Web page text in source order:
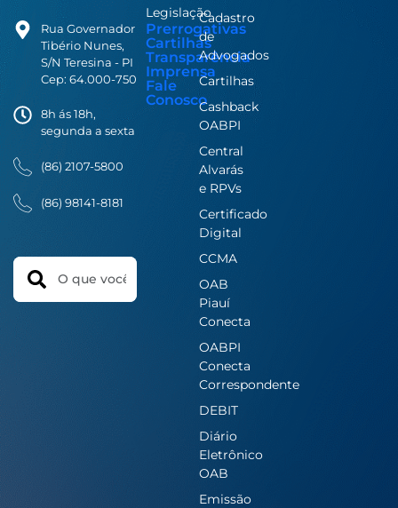
Rua Governador
Tibério Nunes,
S/N Teresina - PI
Cep: 64.000-750
8h ás 18h,
segunda a sexta
(86) 2107-5800
(86) 98141-8181
Search
Legislação
Prerrogativas
Cartilhas
Transparência
Imprensa
Fale
Conosco
Cadastro
de
Advogados
Cartilhas
Cashback
OABPI
Central
Alvarás
e RPVs
Certificado
Digital
CCMA
OAB
Piauí
Conecta
OABPI
Conecta
Correspondente
DEBIT
Diário
Eletrônico
OAB
Emissão